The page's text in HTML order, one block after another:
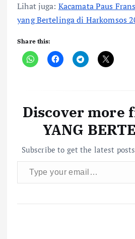
Lihat juga: Kacamata Paus
yang Bertelinga di Harkomsos
Share this:
Discover more
YANG
Subscribe to get the latest
Type your email…